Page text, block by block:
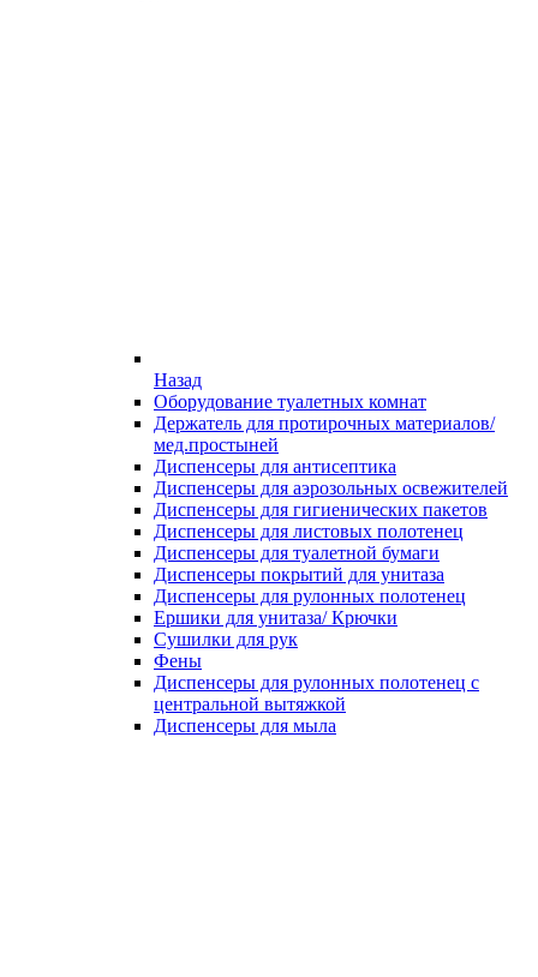
Назад
Оборудование туалетных комнат
Держатель для протирочных материалов/
мед.простыней
Диспенсеры для антисептика
Диспенсеры для аэрозольных освежителей
Диспенсеры для гигиенических пакетов
Диспенсеры для листовых полотенец
Диспенсеры для туалетной бумаги
Диспенсеры покрытий для унитаза
Диспенсеры для рулонных полотенец
Ершики для унитаза/ Крючки
Сушилки для рук
Фены
Диспенсеры для рулонных полотенец с
центральной вытяжкой
Диспенсеры для мыла